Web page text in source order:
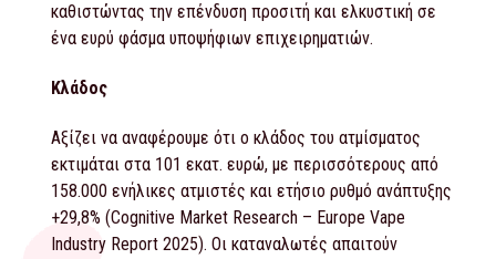
καθιστώντας την επένδυση προσιτή και ελκυστική σε
ένα ευρύ φάσμα υποψήφιων επιχειρηματιών.
Κλάδος
Αξίζει να αναφέρουμε ότι ο κλάδος του ατμίσματος
εκτιμάται στα 101 εκατ. ευρώ, με περισσότερους από
158.000 ενήλικες ατμιστές και ετήσιο ρυθμό ανάπτυξης
+29,8% (Cognitive Market Research – Europe Vape
Industry Report 2025). Οι καταναλωτές απαιτούν